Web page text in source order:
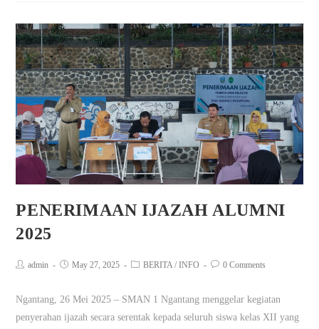
PENERIMAAN IJAZAH ALUMNI
2025
admin May 27, 2025 BERITA / INFO 0 Comments
Ngantang, 26 Mei 2025 – SMAN 1 Ngantang menggelar kegiatan
penyerahan ijazah secara serentak kepada seluruh siswa kelas XII yang